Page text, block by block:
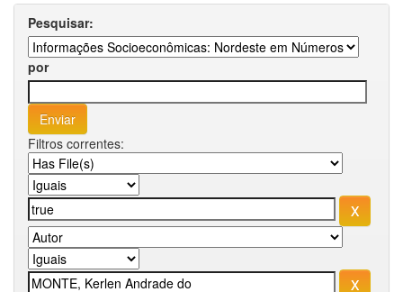
Pesquisar:
por
Filtros correntes: